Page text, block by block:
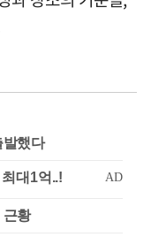
했다
근황